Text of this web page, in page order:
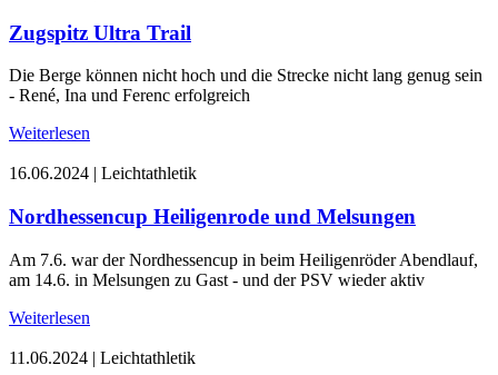
Zugspitz Ultra Trail
Die Berge können nicht hoch und die Strecke nicht lang genug sein
- René, Ina und Ferenc erfolgreich
Weiterlesen
16.06.2024 | Leichtathletik
Nordhessencup Heiligenrode und Melsungen
Am 7.6. war der Nordhessencup in beim Heiligenröder Abendlauf,
am 14.6. in Melsungen zu Gast - und der PSV wieder aktiv
Weiterlesen
11.06.2024 | Leichtathletik